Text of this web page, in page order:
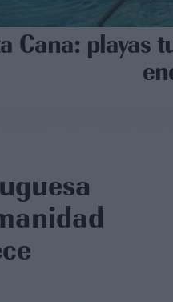
Cana: playas